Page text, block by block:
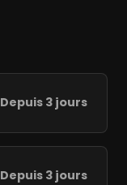
Depuis 3 jours
Depuis 3 jours